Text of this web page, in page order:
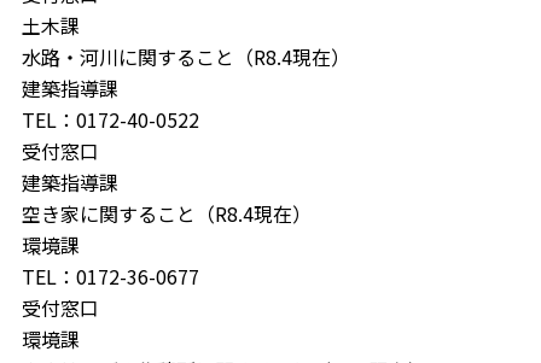
土木課
水路・河川に関すること（R8.4現在）
建築指導課
TEL：0172-40-0522
受付窓口
建築指導課
空き家に関すること（R8.4現在）
環境課
TEL：0172-36-0677
受付窓口
環境課